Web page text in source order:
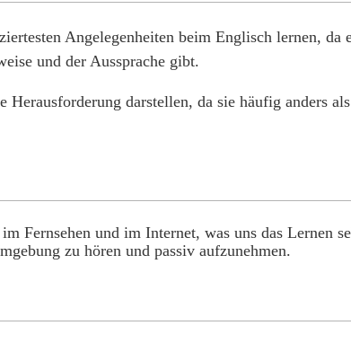
Angelegenheiten beim Englisch lernen, da
und der Aussprache gibt.
darstellen, da sie häufig anders
Fernsehen und im Internet, was uns das Lernen
zu hören und passiv aufzunehmen.